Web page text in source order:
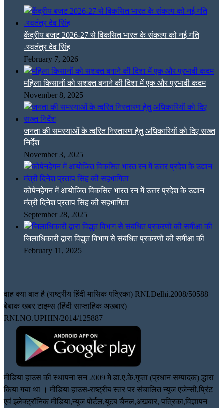
केंद्रीय बजट 2026-27 से विकसित भारत के संकल्प को नई गति
-स्वतंत्र देव सिंह
February 7, 2026
महिला किसानों को सशक्त बनाने की दिशा में एक और प्रभावी कदम
November 8, 2025
जनता की समस्याओं के त्वरित निस्तारण हेतु अधिकारियों को दिए सख्त
निर्देश
November 3, 2025
कोपेनहेगन में आयोजित विकसित भारत रन में उत्तर प्रदेश के उद्यान
मंत्री दिनेश प्रताप सिंह की सहभागिता
September 28, 2025
जिलाधिकारी द्वारा विद्युत विभाग से संबंधित प्रकरणों की समीक्षा की
February 11, 2025
वाह क्या बात है (राष्ट्रीय हिंदी मासिक पत्रिका) RNI.Delhi.2008/50588
बेबाक खबर टाइम्स (हिंदी साप्ताहिक अखबार)
RNI.NO.UPHIN/2014/125887
मीडिया हाउस की स्थापना सन 2009 मे डा.ए.के.गुप्ता (प्रधान सम्पादक) द्धारा
किया गया था । मीडिया हाउस-राष्ट्रीय स्तर पर संचालित न्यूज एजेन्सी,प्रिंट
एवं इलेक्ट्रॉनिक मीडिया,न्यूज पोर्टल,यूटब चैनल,अखबार, पत्रिका,विज्ञापन